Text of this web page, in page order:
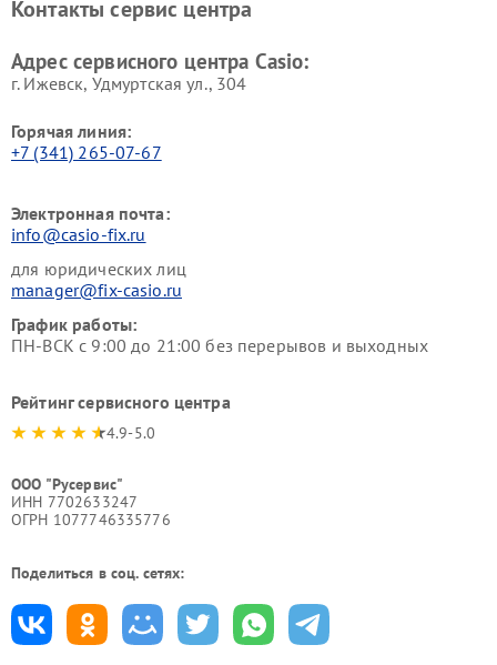
Контакты сервис центра
Адрес сервисного центра Casio:
г. Ижевск, Удмуртская ул., 304
Горячая линия:
+7 (341) 265-07-67
Электронная почта:
info@casio-fix.ru
для юридических лиц
manager@fix-casio.ru
График работы:
ПН-ВСК с 9:00 до 21:00 без перерывов и выходных
Рейтинг сервисного центра
4.9-5.0
ООО "Русервис"
ИНН 7702633247
ОГРН 1077746335776
Поделиться в соц. сетях: